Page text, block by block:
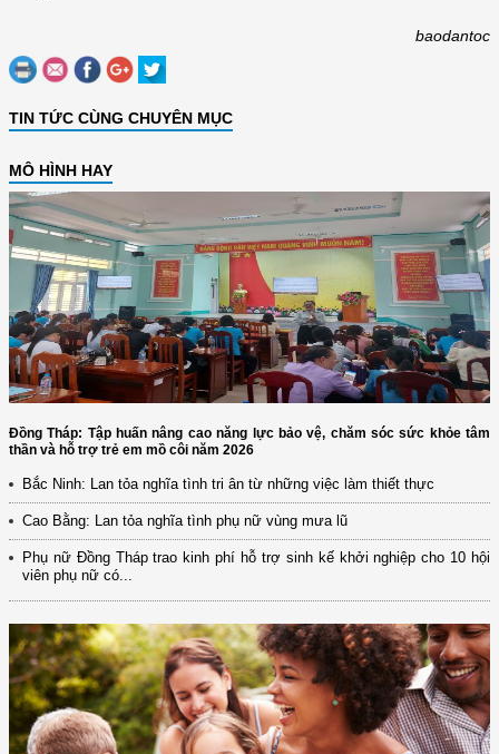
baodantoc
TIN TỨC CÙNG CHUYÊN MỤC
MÔ HÌNH HAY
Đồng Tháp: Tập huấn nâng cao năng lực bảo vệ, chăm sóc sức khỏe tâm
thần và hỗ trợ trẻ em mồ côi năm 2026
Bắc Ninh: Lan tỏa nghĩa tình tri ân từ những việc làm thiết thực
Cao Bằng: Lan tỏa nghĩa tình phụ nữ vùng mưa lũ
Phụ nữ Đồng Tháp trao kinh phí hỗ trợ sinh kế khởi nghiệp cho 10 hội
viên phụ nữ có...